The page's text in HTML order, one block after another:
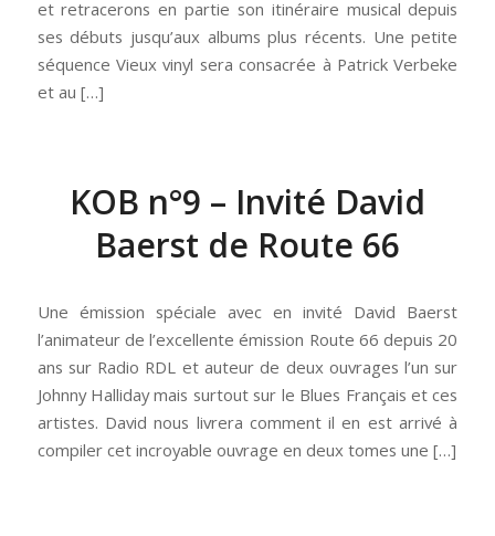
et retracerons en partie son itinéraire musical depuis
ses débuts jusqu’aux albums plus récents. Une petite
séquence Vieux vinyl sera consacrée à Patrick Verbeke
et au […]
KOB n°9 – Invité David
Baerst de Route 66
Une émission spéciale avec en invité David Baerst
l’animateur de l’excellente émission Route 66 depuis 20
ans sur Radio RDL et auteur de deux ouvrages l’un sur
Johnny Halliday mais surtout sur le Blues Français et ces
artistes. David nous livrera comment il en est arrivé à
compiler cet incroyable ouvrage en deux tomes une […]